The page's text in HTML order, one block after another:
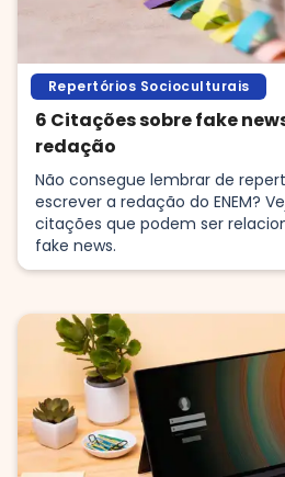
Repertórios Socioculturais
6 Citações sobre fake
redação
Não consegue lembrar de
escrever a redação do ENEM?
citações que podem ser
fake news.